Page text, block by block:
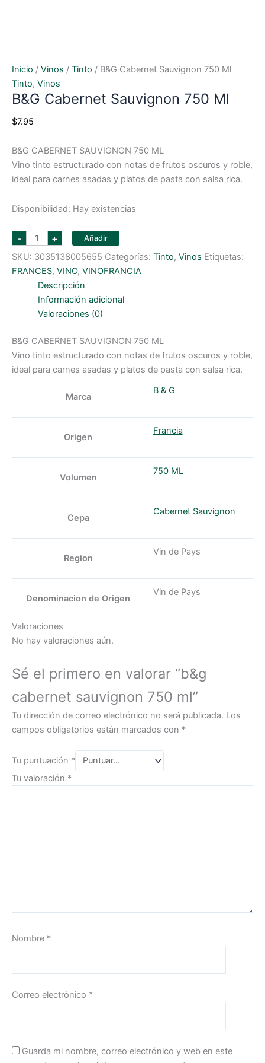
Inicio / Vinos / Tinto / B&g Cabernet Sauvignon 750 Ml
Tinto, Vinos
B&g Cabernet Sauvignon 750 Ml
$7.95
B&G CABERNET SAUVIGNON 750 ML
Vino tinto estructurado con notas de frutos oscuros y roble,
ideal para carnes asadas y platos de pasta con salsa rica.
Disponibilidad: Hay existencias
- b&g
cabernet
sauvignon
750
ml
cantidad
+ Añadir
SKU: 3035138005655 Categorías: Tinto, Vinos Etiquetas:
FRANCES, VINO, VINOFRANCIA
Descripción
Información adicional
Valoraciones (0)
B&G CABERNET SAUVIGNON 750 ML
Vino tinto estructurado con notas de frutos oscuros y roble,
ideal para carnes asadas y platos de pasta con salsa rica.
Marca
B & G
Origen
Francia
Volumen
750 ML
Cepa
Cabernet Sauvignon
Region
Vin de Pays
Denominacion de Origen
Vin de Pays
Valoraciones
No hay valoraciones aún.
Sé el primero en valorar “b&g
cabernet sauvignon 750 ml”
Tu dirección de correo electrónico no será publicada. Los
campos obligatorios están marcados con *
Tu puntuación *
Tu valoración *
Nombre *
Correo electrónico *
Guarda mi nombre, correo electrónico y web en este